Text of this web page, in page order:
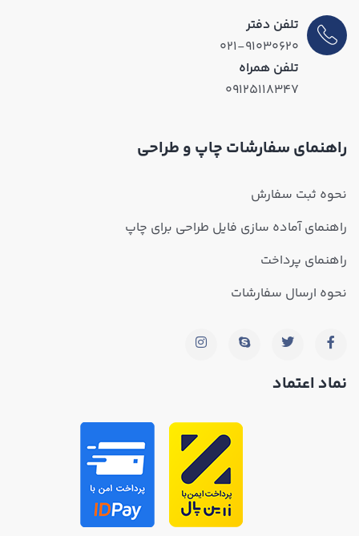
تلفن دفتر
۰۲۱-۹۱۰۳۰۶۲۰
تلفن همراه
۰۹۱۲۵۱۱۸۳۴۷
راهنمای سفارشات چاپ و طراحی
نحوه ثبت سفارش
راهنمای آماده سازی فایل طراحی برای چاپ
راهنمای پرداخت
نحوه ارسال سفارشات
نماد اعتماد